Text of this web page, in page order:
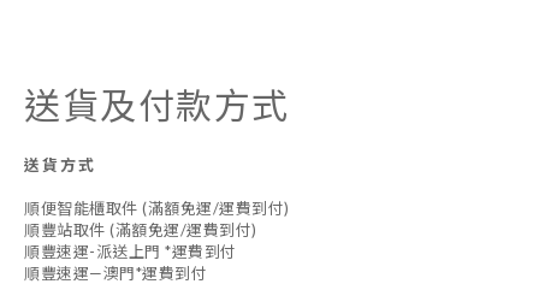
送貨及付款方式
送貨方式
順便智能櫃取件 (滿額免運/運費到付)
順豐站取件 (滿額免運/運費到付)
順豐速運-派送上門 *運費到付
順豐速運—澳門*運費到付